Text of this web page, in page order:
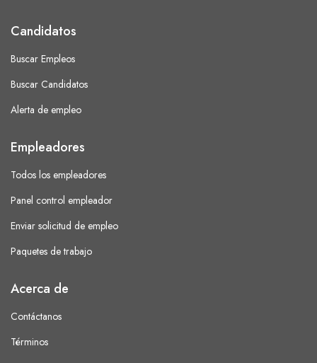
Candidatos
Buscar Empleos
Buscar Candidatos
Alerta de empleo
Empleadores
Todos los empleadores
Panel control empleador
Enviar solicitud de empleo
Paquetes de trabajo
Acerca de
Contáctanos
Términos